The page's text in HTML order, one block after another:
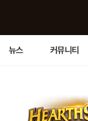
뉴스 커뮤니티